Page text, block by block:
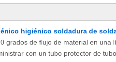
higiénico soldadura de
​​grados de flujo de material en una
con un tubo protector de